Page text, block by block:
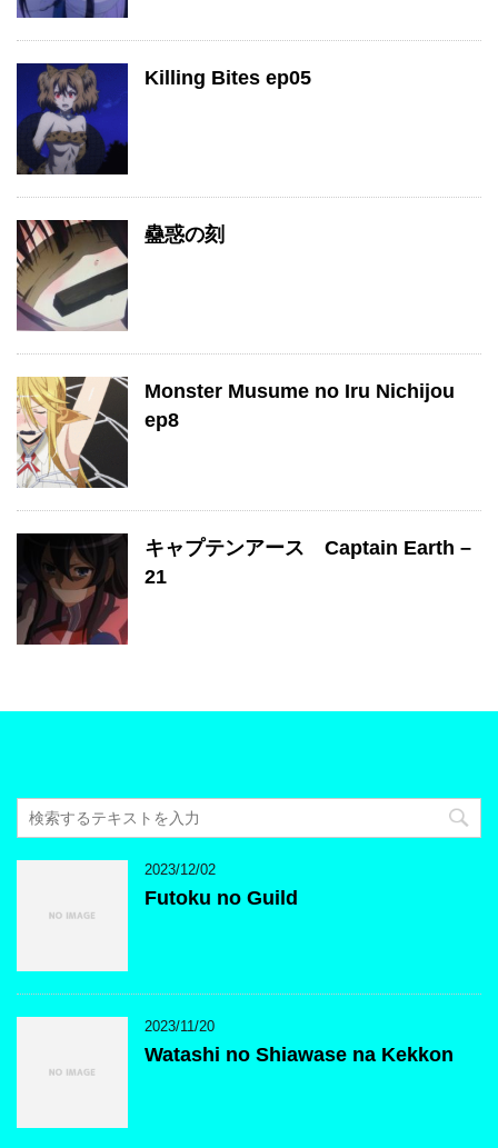
Killing Bites ep05
蠱惑の刻
Monster Musume no Iru Nichijou
ep8
キャプテンアース Captain Earth –
21
2023/12/02
Futoku no Guild
2023/11/20
Watashi no Shiawase na Kekkon